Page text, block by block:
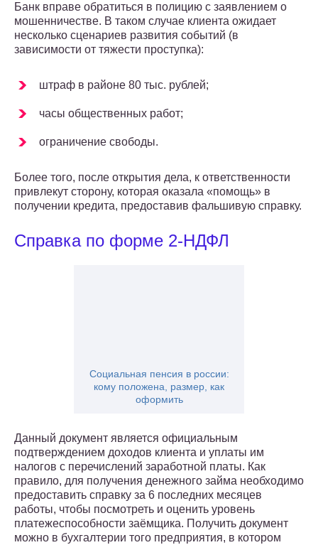
Банк вправе обратиться в полицию с заявлением о
мошенничестве. В таком случае клиента ожидает
несколько сценариев развития событий (в
зависимости от тяжести проступка):
штраф в районе 80 тыс. рублей;
часы общественных работ;
ограничение свободы.
Более того, после открытия дела, к ответственности
привлекут сторону, которая оказала «помощь» в
получении кредита, предоставив фальшивую справку.
Справка по форме 2-НДФЛ
Социальная пенсия в россии:
кому положена, размер, как
оформить
Данный документ является официальным
подтверждением доходов клиента и уплаты им
налогов с перечислений заработной платы. Как
правило, для получения денежного займа необходимо
предоставить справку за 6 последних месяцев
работы, чтобы посмотреть и оценить уровень
платежеспособности заёмщика. Получить документ
можно в бухгалтерии того предприятия, в котором